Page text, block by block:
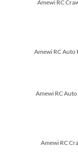
Amewi RC
Amewi RC
Amewi RC
Amewi RC